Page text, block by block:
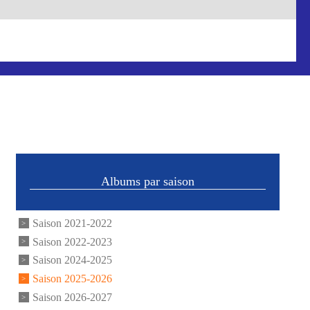
Albums par saison
Saison 2021-2022
Saison 2022-2023
Saison 2024-2025
Saison 2025-2026
Saison 2026-2027